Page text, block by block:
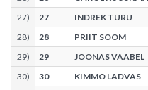
27) 27
INDREK TURU
28) 28
PRIIT SOOM
29) 29
JOONAS VAABEL
30) 30
KIMMO LADVAS